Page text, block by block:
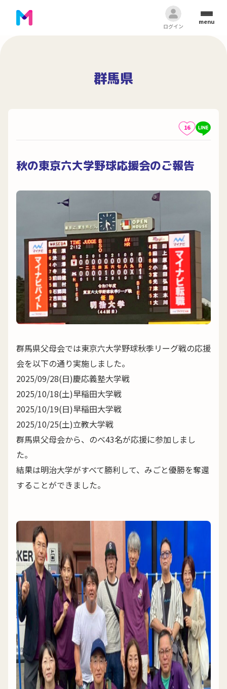
ログイン
menu
群馬県
16
秋の東京六大学野球応援会のご報告
群馬県父母会では東京六大学野球秋季リーグ戦の応援
会を以下の通り実施しました。
2025/09/28(日)慶応義塾大学戦
2025/10/18(土)早稲田大学戦
2025/10/19(日)早稲田大学戦
2025/10/25(土)立教大学戦
群馬県父母会から、のべ43名が応援に参加しまし
た。
結果は明治大学がすべて勝利して、みごと優勝を奪還
することができました。